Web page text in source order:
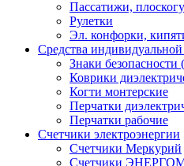
Пассатижи,
Рулетки
Эл. конфорки,
Средства
Знаки безопасности
Коврики
Когти монтерские
Перчатки
Перчатки рабочие
Счетчики электроэнергии
Счетчики Меркурий
Счетчики